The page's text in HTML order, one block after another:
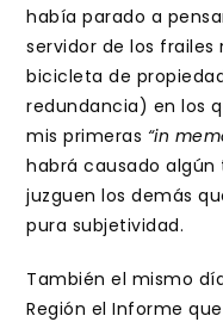
había parado a
servidor de los
bicicleta de
redundancia) en los
mis primeras “in
habrá causado algún
juzguen los demás
pura subjetividad.
También el mismo
Región el Informe